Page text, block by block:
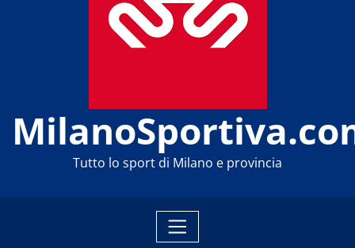
Tutto lo sport di Milano e provincia